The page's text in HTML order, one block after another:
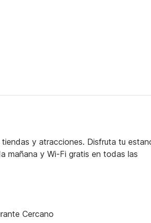
y atracciones. Disfruta tu
mañana y Wi-Fi gratis en todas las
Cercano